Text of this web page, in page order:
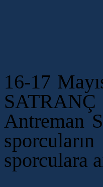
16-17
Antreman
sporculara